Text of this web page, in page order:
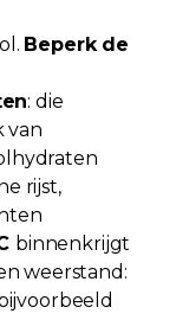
Beperk de
: die
van
rijst,
binnenkrijgt
weerstand: